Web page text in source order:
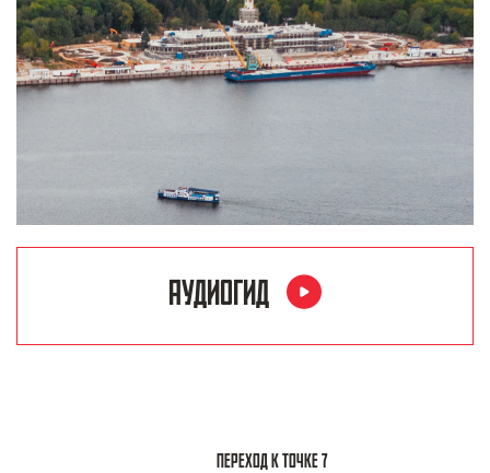
АУДИОГИД
ПЕРЕХОД К ТОЧКЕ 7